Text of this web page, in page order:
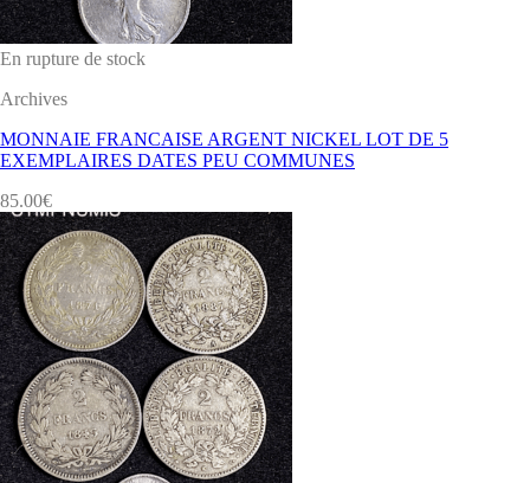
En rupture de stock
Archives
MONNAIE FRANCAISE ARGENT NICKEL LOT DE 5
EXEMPLAIRES DATES PEU COMMUNES
85.00€